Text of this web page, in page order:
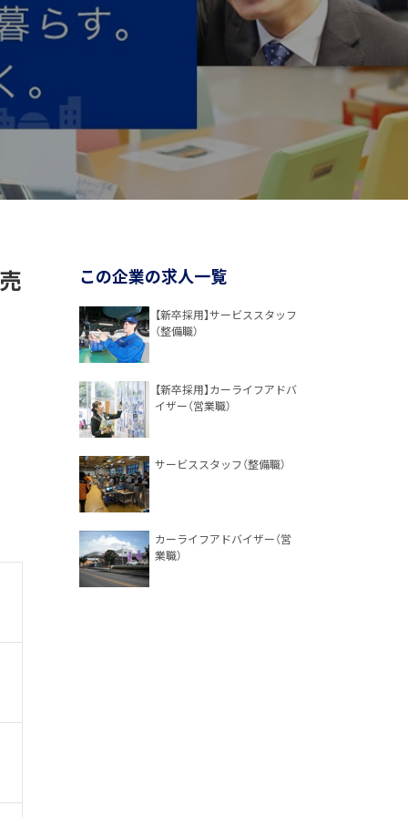
この企業の求人一覧
【新卒採用】サービススタッフ
（整備職）
【新卒採用】カーライフアドバ
イザー（営業職）
サービススタッフ（整備職）
カーライフアドバイザー（営
業職）